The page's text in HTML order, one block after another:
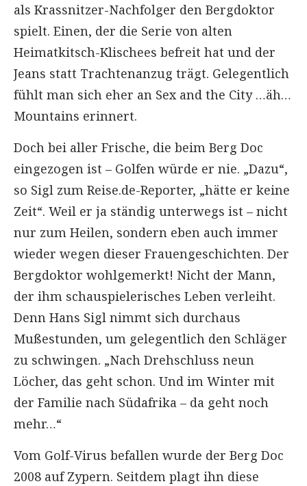
als Krassnitzer-Nachfolger den Bergdoktor
spielt. Einen, der die Serie von alten
Heimatkitsch-Klischees befreit hat und der
Jeans statt Trachtenanzug trägt. Gelegentlich
fühlt man sich eher an Sex and the City …äh…
Mountains erinnert.
Doch bei aller Frische, die beim Berg Doc
eingezogen ist – Golfen würde er nie. „Dazu“,
so Sigl zum Reise.de-Reporter, „hätte er keine
Zeit“. Weil er ja ständig unterwegs ist – nicht
nur zum Heilen, sondern eben auch immer
wieder wegen dieser Frauengeschichten. Der
Bergdoktor wohlgemerkt! Nicht der Mann,
der ihm schauspielerisches Leben verleiht.
Denn Hans Sigl nimmt sich durchaus
Mußestunden, um gelegentlich den Schläger
zu schwingen. „Nach Drehschluss neun
Löcher, das geht schon. Und im Winter mit
der Familie nach Südafrika – da geht noch
mehr…“
Vom Golf-Virus befallen wurde der Berg Doc
2008 auf Zypern. Seitdem plagt ihn diese